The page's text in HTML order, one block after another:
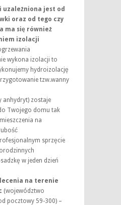
uzależniona jest od
oraz od tego czy
ma się również
izolacji
wykona izolacji to
hydroizolację
tzw.wanny
anhydryt) zostaje
Twojego domu tak
na
sprzęcie
w jeden dzień
na terenie
(województwo
pocztowy 59-300) –